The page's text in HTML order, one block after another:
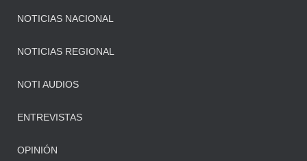
NOTICIAS NACIONAL
NOTICIAS REGIONAL
NOTI AUDIOS
ENTREVISTAS
OPINIÓN